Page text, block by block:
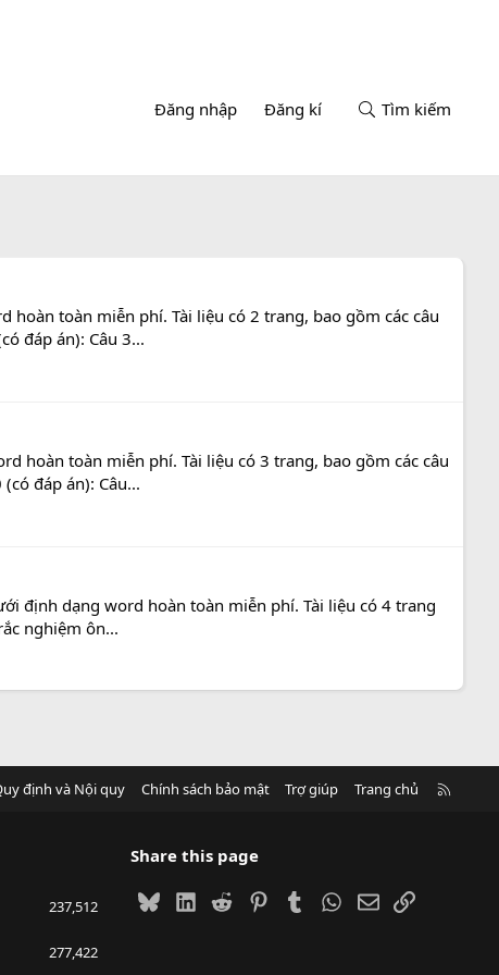
Đăng nhập Đăng kí Tìm kiếm
hoàn toàn miễn phí. Tài liệu có 2 trang, bao gồm các câu
đáp án): Câu 3...
hoàn toàn miễn phí. Tài liệu có 3 trang, bao gồm các câu
đáp án): Câu...
định dạng word hoàn toàn miễn phí. Tài liệu có 4 trang
nghiệm ôn...
định và Nội quy Chính sách bảo mật Trợ giúp Trang chủ
237,512
277,422
Share this page
BlueskyLinkedIn
Reddit PinterestTumblrWhatsApp
EmailLink